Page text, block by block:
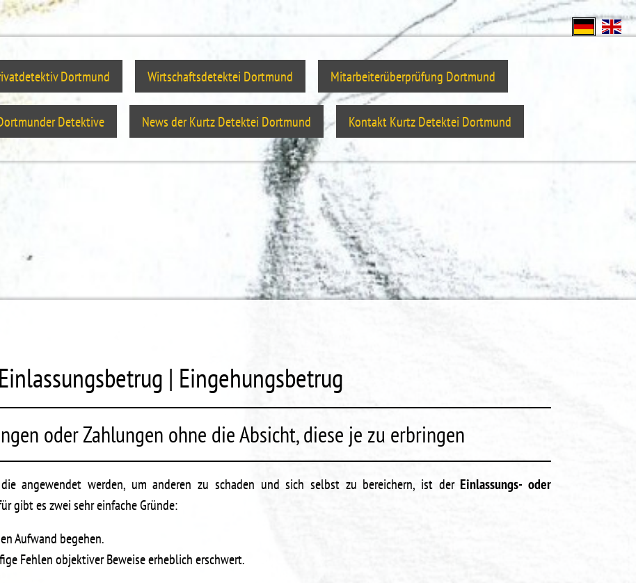
Dortmund Wirtschaftsdetektei Dortmund Mitarbeiterüberprüfung Dortmund
Detektive News der Kurtz Detektei Dortmund Kontakt Kurtz Detektei Dortmund
Einlassungsbetrug | Eingehungsbetrug
oder Zahlungen ohne die Absicht, diese je zu erbringen
angewendet werden, um anderen zu schaden und sich selbst zu bereichern, ist derEinlassungs- oder
gibt es zwei sehr einfache Gründe:
Aufwand begehen.
Fehlen objektiver Beweise erheblich erschwert.